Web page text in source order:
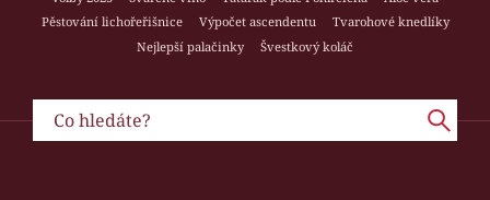
Pěstování lichořeřišnice
Výpočet ascendentu
Tvarohové knedlíky
Nejlepší palačinky
Švestkový koláč